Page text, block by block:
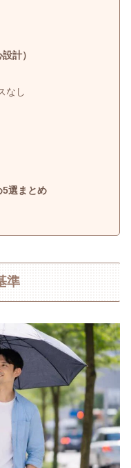
計）
なし
5選まとめ
準